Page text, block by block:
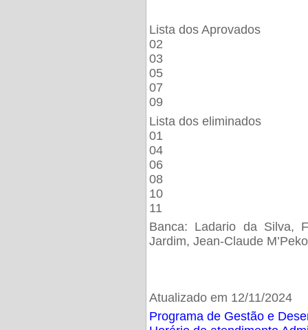
Lista dos Aprovados
02
03
05
07
09
Lista dos eliminados
01
04
06
08
10
11
Banca: Ladario da Silva,
Jardim, Jean-Claude M’Peko
Atualizado em 12/11/2024
Programa de Gestão e